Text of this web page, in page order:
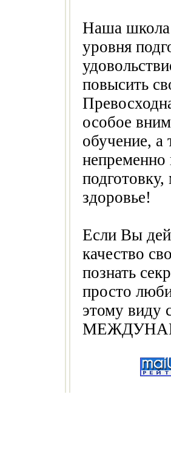
Наша школа
уровня
повысить
особое
обучение, а
здоровье!
Если Вы
качество
познать
просто
этому виду